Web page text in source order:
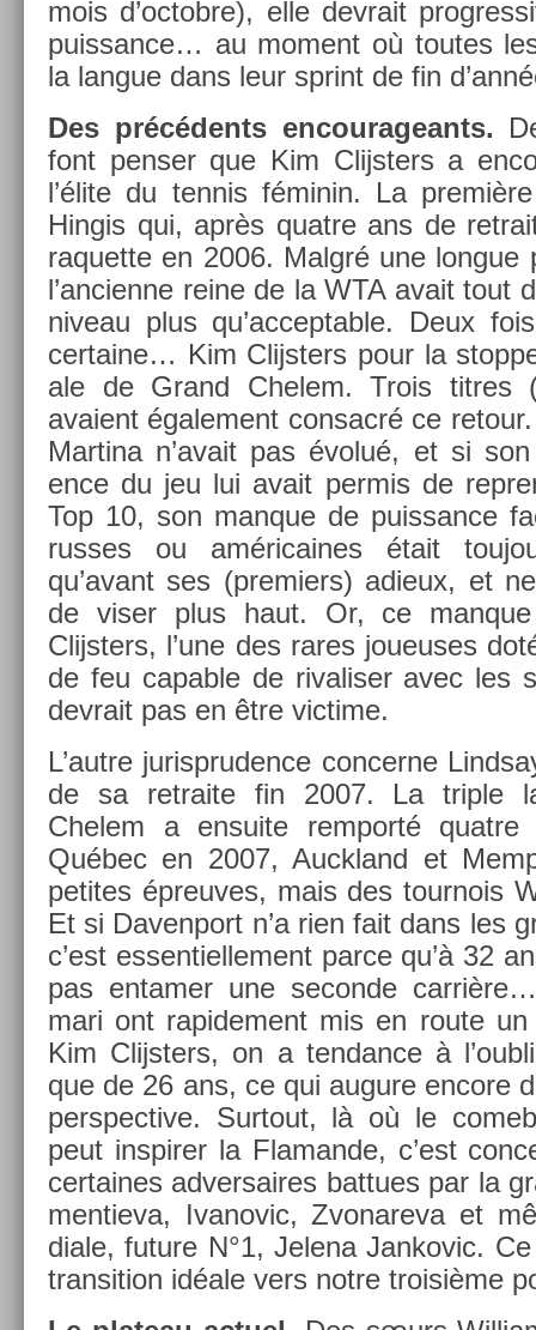
mois d’oc­tobre), elle de­vrait
puis­sance… au mo­ment où toutes
la lan­gue dans leur sprint de fin
Des précédents en­courageants.
font pens­er que Kim Clijst­ers a
l’élite du ten­nis féminin. La
Hin­gis qui, après quat­re ans de
raquet­te en 2006. Malgré une lon­gue
l’an­cien­ne reine de la WTA avait tout
niveau plus qu’ac­cept­able. Deux
cer­taine… Kim Clijst­ers pour la
ale de Grand Chelem. Trois tit­res
avaient égale­ment con­sacré ce
Mar­tina n’avait pas évolué, et si
ence du jeu lui avait per­mis de
Top 10, son man­que de puis­sance
rus­ses ou américaines était
qu’avant ses (pre­mi­ers) adieux, et
de viser plus haut. Or, ce man­que
Clijst­ers, l’une des rares joueuses
de feu cap­able de rivalis­er avec les
de­vrait pas en être vic­time.
L’autre jurisprud­ence con­cer­ne
de sa re­traite fin 2007. La tri­ple
Chelem a en­suite re­mporté
Québec en 2007, Auckland et
petites épre­uves, mais des tour­nois
Et si Daven­port n’a rien fait dans les
c’est es­sentiel­le­ment parce qu’à 32
pas en­tam­er une secon­de
mari ont rapide­ment mis en route
Kim Clijst­ers, on a ten­dance à
que de 26 ans, ce qui augure en­core
per­spec­tive. Sur­tout, là où le
peut in­spir­er la Flaman­de, c’est
cer­taines ad­versaires bat­tues par la
men­tieva, Ivanovic, Zvonareva et
diale, fu­ture N°1, Jelena Jan­kovic.
trans­i­tion idéale vers notre troisiè­me